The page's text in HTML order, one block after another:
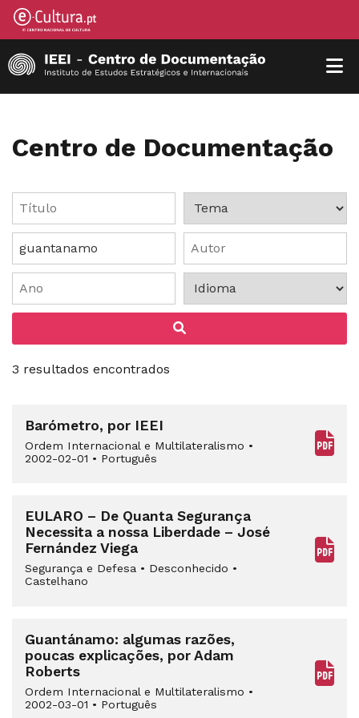
Centro de Documentação
3 resultados encontrados
Barómetro, por IEEI
Ordem Internacional e Multilateralismo •
2002-02-01 • Português
EULARO – De Quanta Segurança
Necessita a nossa Liberdade – José
Fernández Viega
Segurança e Defesa • Desconhecido •
Castelhano
Guantánamo: algumas razões,
poucas explicações, por Adam
Roberts
Ordem Internacional e Multilateralismo •
2002-03-01 • Português